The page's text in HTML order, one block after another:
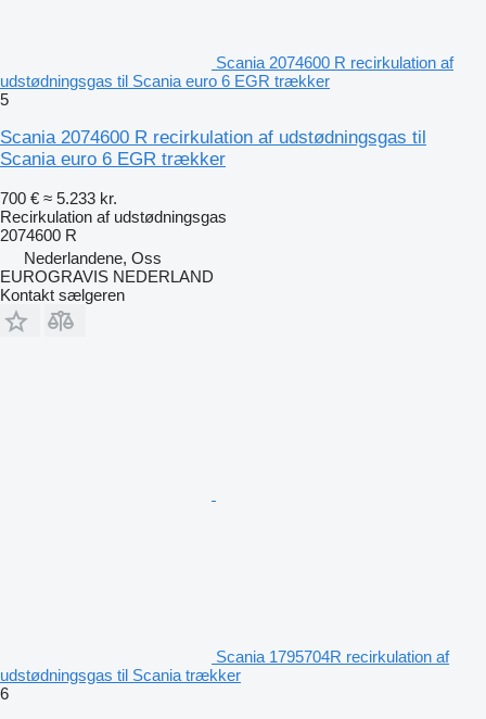
Scania 2074600 R recirkulation af
udstødningsgas til Scania euro 6 EGR trækker
5
Scania 2074600 R recirkulation af udstødningsgas til
Scania euro 6 EGR trækker
700 € ≈ 5.233 kr.
Recirkulation af udstødningsgas
2074600 R
Nederlandene, Oss
EUROGRAVIS NEDERLAND
Kontakt sælgeren
Scania 1795704R recirkulation af
udstødningsgas til Scania trækker
6